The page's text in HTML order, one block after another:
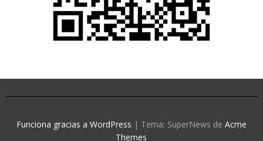
Funciona gracias a WordPress | Tema: SuperNews de Acme
Themes